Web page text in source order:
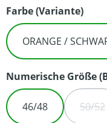
Farbe (Variante)
ORANGE /
Numerische Größe
46/48 50/52